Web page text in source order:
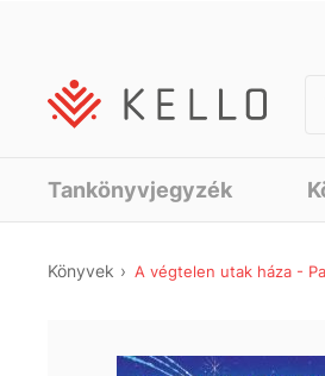
Tankönyvjegyzék
Könyvek A végtelen utak háza -